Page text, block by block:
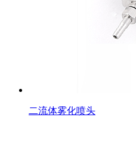
二流体雾化喷头